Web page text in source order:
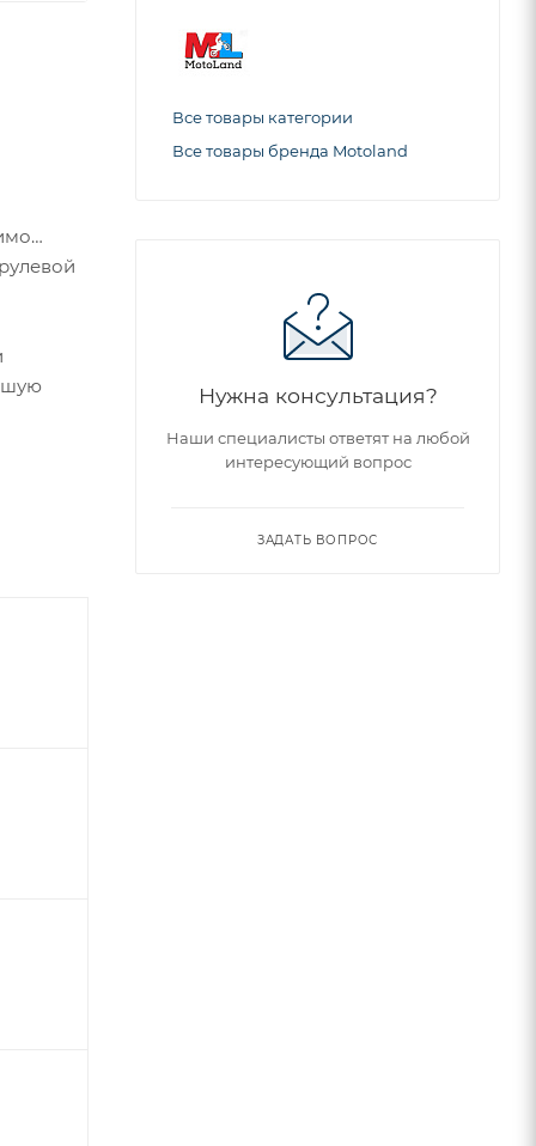
Все товары категории
Все товары бренда Motoland
Нужна консультация?
Наши специалисты ответят на любой
интересующий вопрос
ЗАДАТЬ ВОПРОС